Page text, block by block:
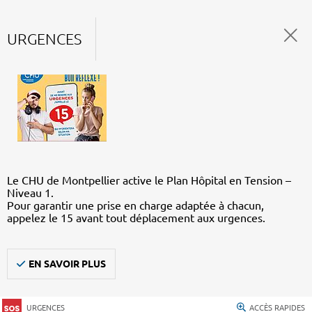
URGENCES
Le CHU de Montpellier active le Plan Hôpital en Tension –
Niveau 1.
Pour garantir une prise en charge adaptée à chacun,
appelez le 15 avant tout déplacement aux urgences.
EN SAVOIR PLUS
URGENCES ACCÈS RAPIDES